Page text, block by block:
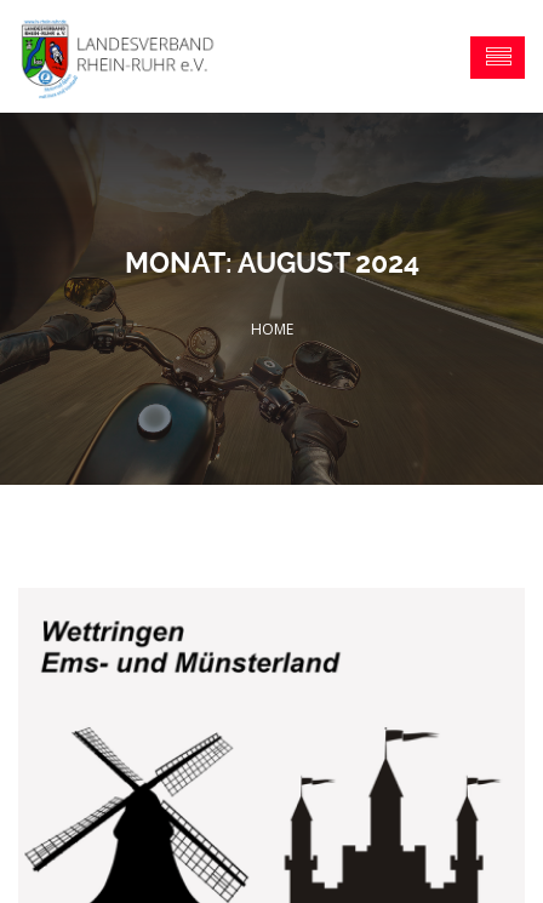
MONAT:AUGUST 2024